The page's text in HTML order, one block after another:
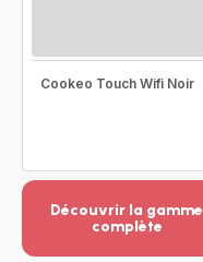
Cookeo Touch Wifi Noir
Découvrir la gamme
complète